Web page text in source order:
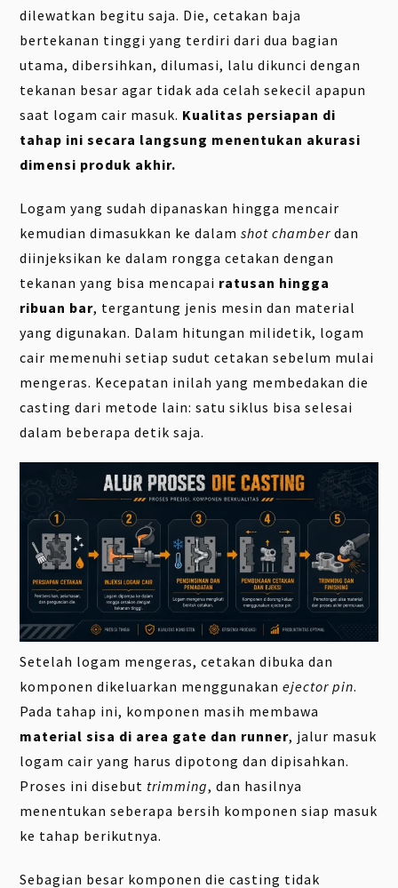
dilewatkan begitu saja. Die, cetakan baja
bertekanan tinggi yang terdiri dari dua bagian
utama, dibersihkan, dilumasi, lalu dikunci dengan
tekanan besar agar tidak ada celah sekecil apapun
saat logam cair masuk. Kualitas persiapan di
tahap ini secara langsung menentukan akurasi
dimensi produk akhir.
Logam yang sudah dipanaskan hingga mencair
kemudian dimasukkan ke dalamshot chamber dan
diinjeksikan ke dalam rongga cetakan dengan
tekanan yang bisa mencapai ratusan hingga
ribuan bar, tergantung jenis mesin dan material
yang digunakan. Dalam hitungan milidetik, logam
cair memenuhi setiap sudut cetakan sebelum mulai
mengeras. Kecepatan inilah yang membedakan die
casting dari metode lain: satu siklus bisa selesai
dalam beberapa detik saja.
Setelah logam mengeras, cetakan dibuka dan
komponen dikeluarkan menggunakanejector pin.
Pada tahap ini, komponen masih membawa
material sisa di area gate dan runner, jalur masuk
logam cair yang harus dipotong dan dipisahkan.
Proses ini disebut trimming, dan hasilnya
menentukan seberapa bersih komponen siap masuk
ke tahap berikutnya.
Sebagian besar komponen die casting tidak